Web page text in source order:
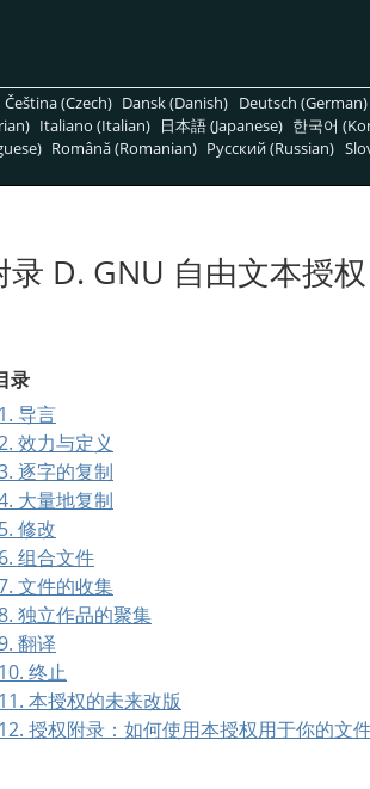
Čeština (Czech) Dansk (Danish) Deutsch (German)
Italiano (Italian) 日本語 (Japanese) 한국어
Română (Romanian) Pусский (Russian)
录 D. GNU 自由文本授权
录
1. 导言
效力与定义
逐字的复制
大量地复制
5. 修改
6. 组合文件
文件的收集
独立作品的聚集
9. 翻译
10. 终止
11. 本授权的未来改版
12. 授权附录：如何使用本授权用于你的文